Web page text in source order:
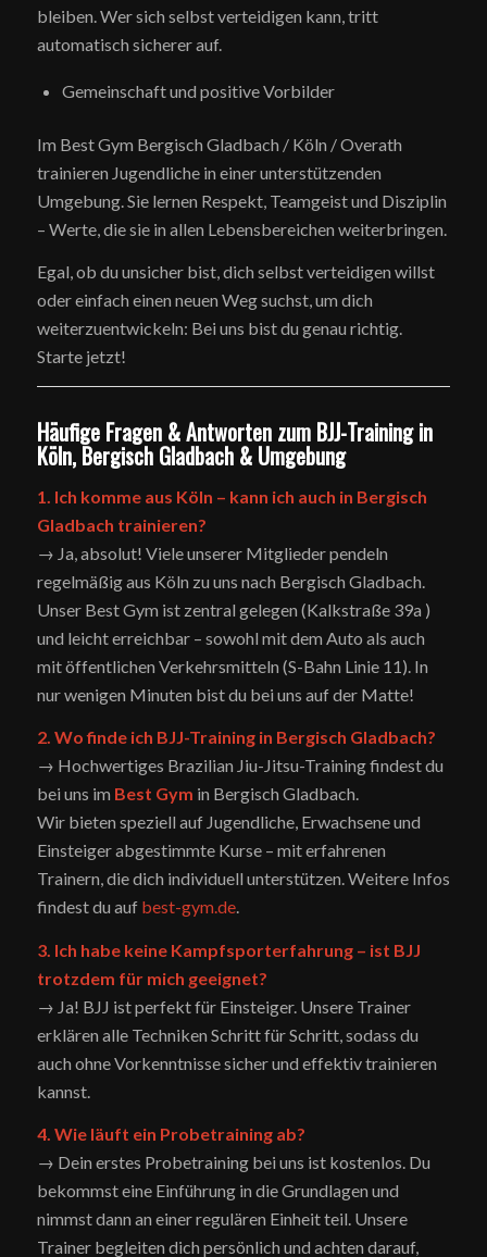
bleiben. Wer sich selbst verteidigen kann, tritt
automatisch sicherer auf.
Gemeinschaft und positive Vorbilder
Im Best Gym Bergisch Gladbach / Köln / Overath
trainieren Jugendliche in einer unterstützenden
Umgebung. Sie lernen Respekt, Teamgeist und Disziplin
– Werte, die sie in allen Lebensbereichen weiterbringen.
Egal, ob du unsicher bist, dich selbst verteidigen willst
oder einfach einen neuen Weg suchst, um dich
weiterzuentwickeln: Bei uns bist du genau richtig.
Starte jetzt!
Häufige Fragen & Antworten zum BJJ-Training in
Köln, Bergisch Gladbach & Umgebung
1. Ich komme aus Köln – kann ich auch in Bergisch
Gladbach trainieren?
→ Ja, absolut! Viele unserer Mitglieder pendeln
regelmäßig aus Köln zu uns nach Bergisch Gladbach.
Unser Best Gym ist zentral gelegen (Kalkstraße 39a )
und leicht erreichbar – sowohl mit dem Auto als auch
mit öffentlichen Verkehrsmitteln (S-Bahn Linie 11). In
nur wenigen Minuten bist du bei uns auf der Matte!
2. Wo finde ich BJJ-Training in Bergisch Gladbach?
→ Hochwertiges Brazilian Jiu-Jitsu-Training findest du
bei uns im Best Gym in Bergisch Gladbach.
Wir bieten speziell auf Jugendliche, Erwachsene und
Einsteiger abgestimmte Kurse – mit erfahrenen
Trainern, die dich individuell unterstützen. Weitere Infos
findest du auf best-gym.de.
3. Ich habe keine Kampfsporterfahrung – ist BJJ
trotzdem für mich geeignet?
→ Ja! BJJ ist perfekt für Einsteiger. Unsere Trainer
erklären alle Techniken Schritt für Schritt, sodass du
auch ohne Vorkenntnisse sicher und effektiv trainieren
kannst.
4. Wie läuft ein Probetraining ab?
→ Dein erstes Probetraining bei uns ist kostenlos. Du
bekommst eine Einführung in die Grundlagen und
nimmst dann an einer regulären Einheit teil. Unsere
Trainer begleiten dich persönlich und achten darauf,